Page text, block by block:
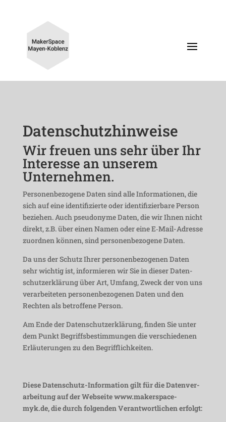
Daten­schutz­hin­weise
Wir freuen uns sehr über Ihr
Inter­esse an unserem
Unternehmen.
Perso­nen­be­zo­gene Daten sind alle Infor­ma­tionen, die
sich auf eine iden­ti­fi­zierte oder iden­ti­fi­zier­bare Person
beziehen. Auch pseud­onyme Daten, die wir Ihnen nicht
direkt, z.B. über einen Namen oder eine E‑Mail-Adresse
zuordnen können, sind perso­nen­be­zo­gene Daten.
Da uns der Schutz Ihrer perso­nen­be­zo­genen Daten
sehr wichtig ist, infor­mieren wir Sie in dieser Daten­
schutz­er­klä­rung über Art, Umfang, Zweck der von uns
verar­bei­teten perso­nen­be­zo­genen Daten und den
Rechten als betrof­fene Person.
Am Ende der Daten­schutz­er­klä­rung, finden Sie unter
dem Punkt Begriffs­be­stim­mungen die verschie­denen
Erläu­te­rungen zu den Begrifflichkeiten.
Diese Daten­schutz-Infor­ma­tion gilt für die Daten­ver­
ar­bei­tung auf der Webseite www.makerspace-
myk.de, die durch folgenden Verant­wort­li­chen erfolgt: